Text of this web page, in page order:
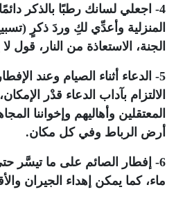
4- اجعلي لسانك رطبًا بالذكر
المنزلية وأعدِّي لكِ وردَ ذكرٍ
الجنة، الاستعاذة من النار، قول لا
5- الدعاء أثناء الصيام وعند
الالتزام بآداب الدعاء قدْر
المعتقلين وأهاليهم وإخواننا
أرض الرباط وفي كل مكان.
6- إفطار الصائم على ما تيسَّر
ماء، كما يمكن إهداء الجيران